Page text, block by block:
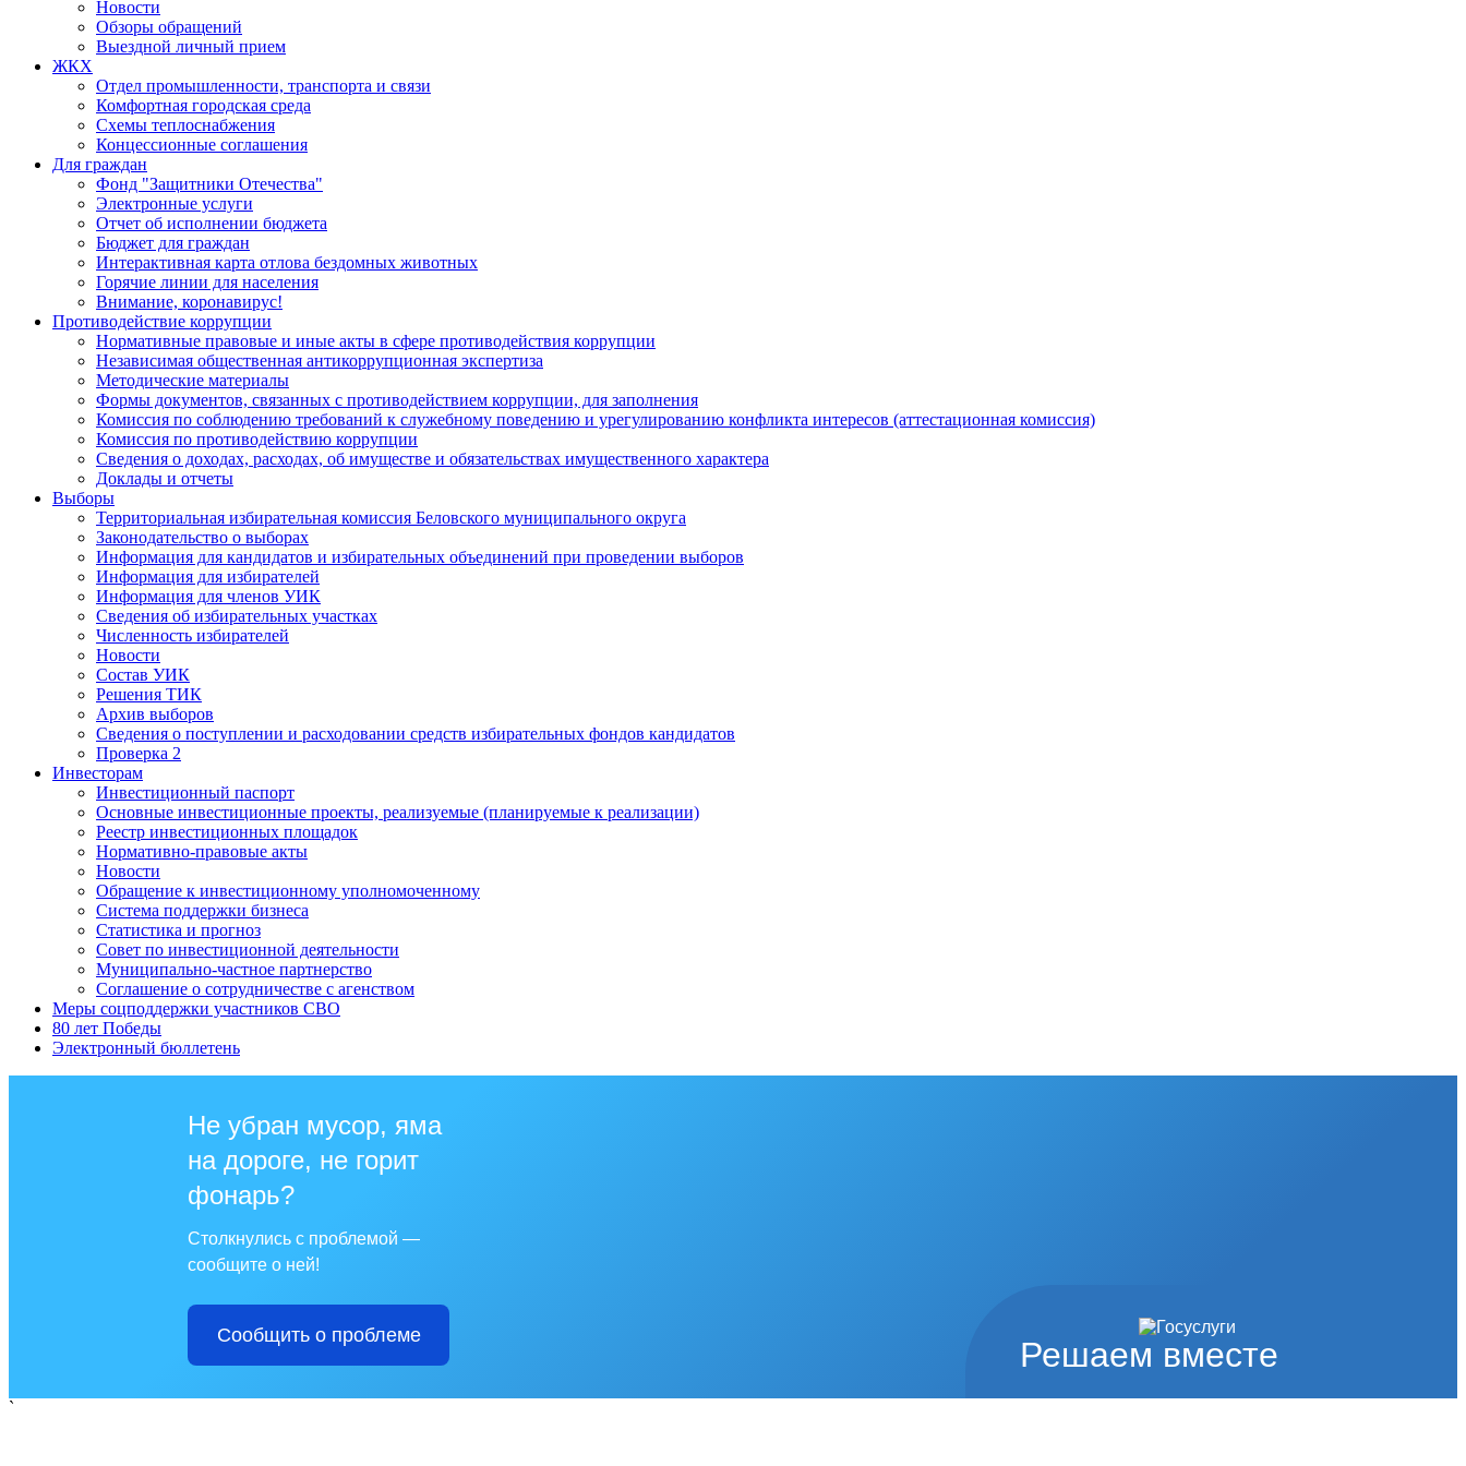
Новости
Обзоры обращений
Выездной личный прием
ЖКХ
Отдел промышленности, транспорта и связи
Комфортная городская среда
Схемы теплоснабжения
Концессионные соглашения
Для граждан
Фонд "Защитники Отечества"
Электронные услуги
Отчет об исполнении бюджета
Бюджет для граждан
Интерактивная карта отлова бездомных животных
Горячие линии для населения
Внимание, коронавирус!
Противодействие коррупции
Нормативные правовые и иные акты в сфере противодействия коррупции
Независимая общественная антикоррупционная экспертиза
Методические материалы
Формы документов, связанных с противодействием коррупции, для заполнения
Комиссия по соблюдению требований к служебному поведению и урегулированию конфликта интересов (аттестационная комиссия)
Комиссия по противодействию коррупции
Сведения о доходах, расходах, об имуществе и обязательствах имущественного характера
Доклады и отчеты
Выборы
Территориальная избирательная комиссия Беловского муниципального округа
Законодательство о выборах
Информация для кандидатов и избирательных объединений при проведении выборов
Информация для избирателей
Информация для членов УИК
Сведения об избирательных участках
Численность избирателей
Новости
Состав УИК
Решения ТИК
Архив выборов
Сведения о поступлении и расходовании средств избирательных фондов кандидатов
Проверка 2
Инвесторам
Инвестиционный паспорт
Основные инвестиционные проекты, реализуемые (планируемые к реализации)
Реестр инвестиционных площадок
Нормативно-правовые акты
Новости
Обращение к инвестиционному уполномоченному
Система поддержки бизнеса
Статистика и прогноз
Совет по инвестиционной деятельности
Муниципально-частное партнерство
Соглашение о сотрудничестве с агенством
Меры соцподдержки участников СВО
80 лет Победы
Электронный бюллетень
Решаем вместе
Не убран мусор, яма
на дороге, не горит
фонарь?
Столкнулись с проблемой —
сообщите о ней!
Сообщить о проблеме
`